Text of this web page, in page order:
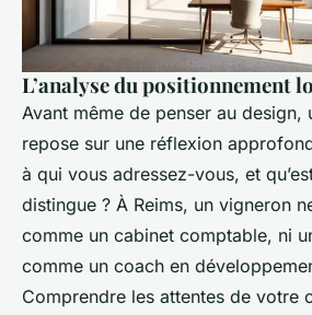
L’analyse du positionnement
Avant même de penser au design,
repose sur une réflexion
à qui vous adressez-vous, et
distingue ? À Reims, un vigneron
comme un cabinet comptable, ni
comme un coach en
Comprendre les attentes de votre